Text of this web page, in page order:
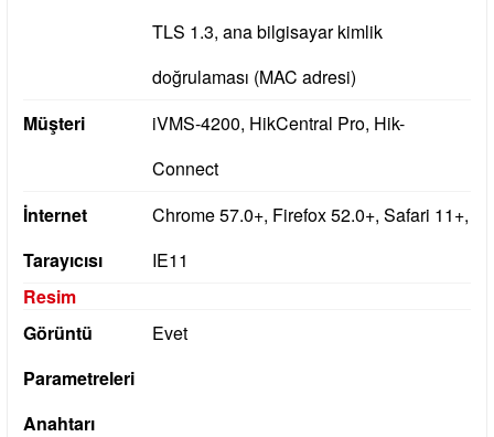
TLS 1.3, ana bilgisayar kimlik
doğrulaması (MAC adresi)
Müşteri
iVMS-4200, HikCentral Pro, Hik-
Connect
İnternet
Tarayıcısı
Chrome 57.0+, Firefox 52.0+, Safari 11+,
IE11
Resim
Görüntü
Parametreleri
Anahtarı
Evet